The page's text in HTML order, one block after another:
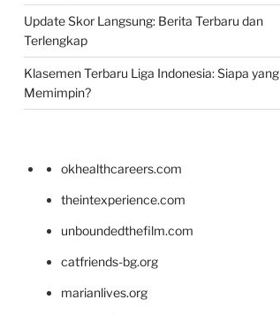
Update Skor Langsung: Berita Terbaru dan
Terlengkap
Klasemen Terbaru Liga Indonesia: Siapa yang
Memimpin?
okhealthcareers.com
theintexperience.com
unboundedthefilm.com
catfriends-bg.org
marianlives.org